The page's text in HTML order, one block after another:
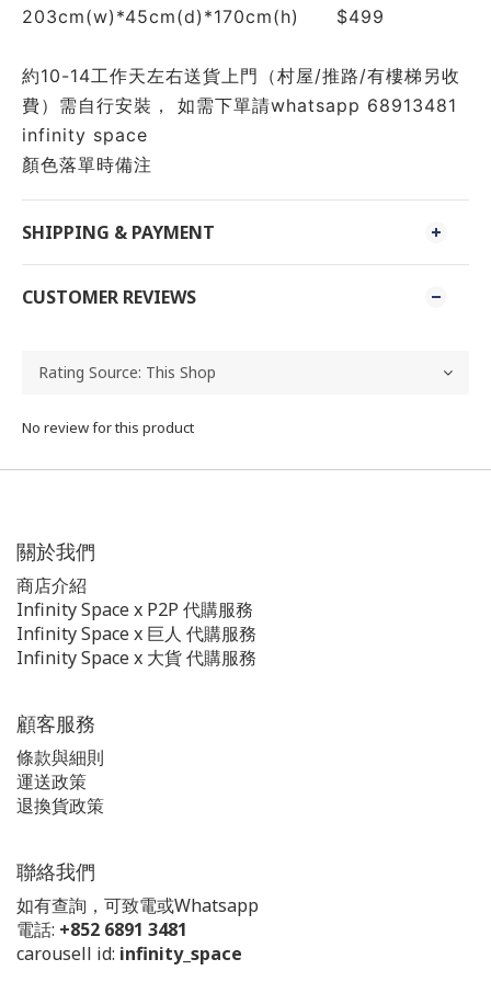
203cm(w)*45cm(d)*170cm(h)　　$499
約10-14工作天左右送貨上門（村屋/推路/有樓梯另收
費）需自行安裝， 如需下單請whatsapp 68913481
infinity space
顏色落單時備注
SHIPPING & PAYMENT
CUSTOMER REVIEWS
No review for this product
關於我們
商店介紹
Infinity Space x P2P 代購服務
Infinity Space x 巨人 代購服務
Infinity Space x 大貨 代購服務
顧客服務
條款與細則
運送政策
退換貨政策
聯絡我們
如有查詢，可致電或Whatsapp
電話: +852 6891 3481
carousell id: infinity_space